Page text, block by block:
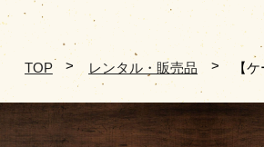
TOP レンタル・販売品 【